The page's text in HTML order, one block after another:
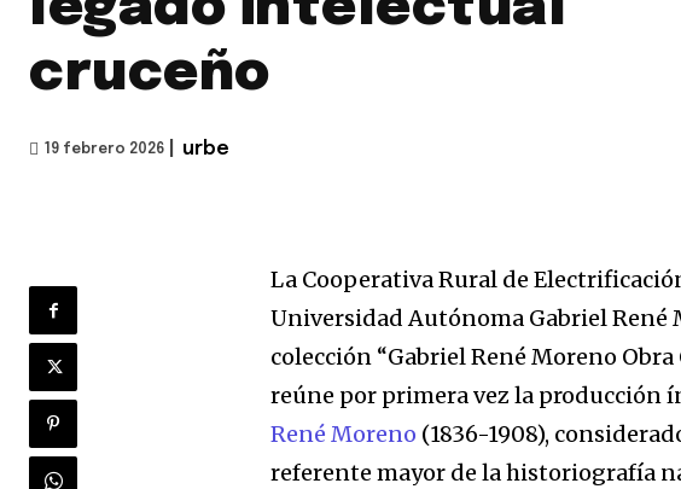
cruceño
19 febrero 2026 urbe
La Cooperativa Rural de
Universidad Autónoma Gabriel
colección “Gabriel René Moreno
reúne por primera vez la producción
René Moreno (1836-1908),
referente mayor de la historiografía